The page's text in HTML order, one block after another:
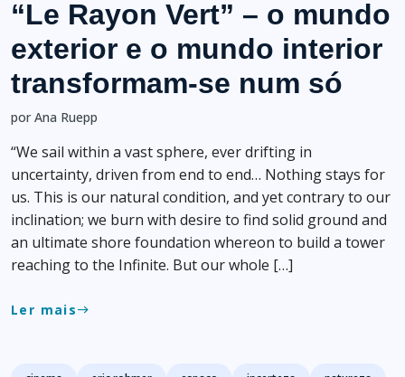
“Le Rayon Vert” – o mundo
exterior e o mundo interior
transformam-se num só
por Ana Ruepp
“We sail within a vast sphere, ever drifting in
uncertainty, driven from end to end… Nothing stays for
us. This is our natural condition, and yet contrary to our
inclination; we burn with desire to find solid ground and
an ultimate shore foundation whereon to build a tower
reaching to the Infinite. But our whole […]
Ler maiseast